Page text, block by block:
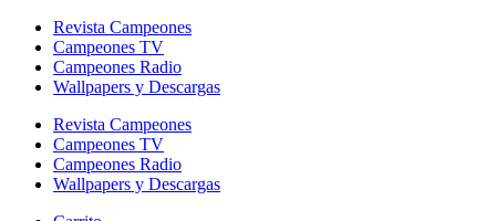
Revista Campeones
Campeones TV
Campeones Radio
Wallpapers y Descargas
Revista Campeones
Campeones TV
Campeones Radio
Wallpapers y Descargas